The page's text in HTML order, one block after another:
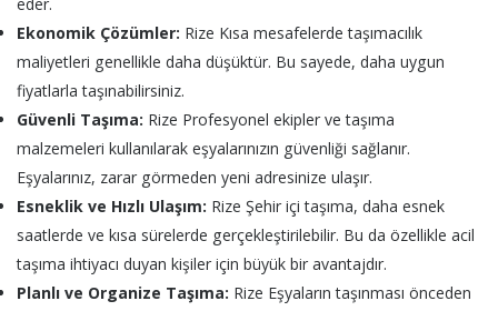
Ekonomik Çözümler: Rize Kısa mesafelerde taşımacılık
maliyetleri genellikle daha düşüktür. Bu sayede, daha uygun
fiyatlarla taşınabilirsiniz.
Güvenli Taşıma: Rize Profesyonel ekipler ve taşıma
malzemeleri kullanılarak eşyalarınızın güvenliği sağlanır.
Eşyalarınız, zarar görmeden yeni adresinize ulaşır.
Esneklik ve Hızlı Ulaşım: Rize Şehir içi taşıma, daha esnek
saatlerde ve kısa sürelerde gerçekleştirilebilir. Bu da özellikle acil
taşıma ihtiyacı duyan kişiler için büyük bir avantajdır.
Planlı ve Organize Taşıma: Rize Eşyaların taşınması önceden